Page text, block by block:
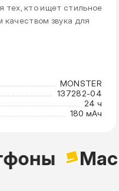
тех, кто ищет стильное
звука для
MONSTER
137282-04
24 ч
180 мАч